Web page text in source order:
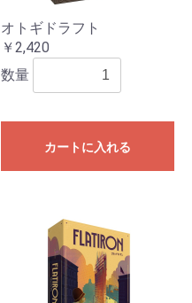
オトギドラフト
￥2,420
数量
カートに入れる